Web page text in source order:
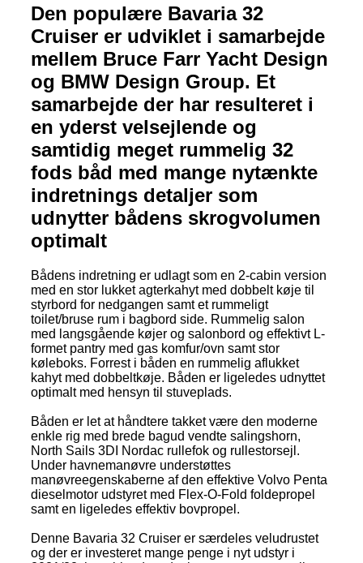
Den populære Bavaria 32
Cruiser er udviklet i samarbejde
mellem Bruce Farr Yacht Design
og BMW Design Group. Et
samarbejde der har resulteret i
en yderst velsejlende og
samtidig meget rummelig 32
fods båd med mange nytænkte
indretnings detaljer som
udnytter bådens skrogvolumen
optimalt
Bådens indretning er udlagt som en 2-cabin version
med en stor lukket agterkahyt med dobbelt køje til
styrbord for nedgangen samt et rummeligt
toilet/bruse rum i bagbord side. Rummelig salon
med langsgående køjer og salonbord og effektivt L-
formet pantry med gas komfur/ovn samt stor
køleboks. Forrest i båden en rummelig aflukket
kahyt med dobbeltkøje. Båden er ligeledes udnyttet
optimalt med hensyn til stuveplads.
Båden er let at håndtere takket være den moderne
enkle rig med brede bagud vendte salingshorn,
North Sails 3DI Nordac rullefok og rullestorsejl.
Under havnemanøvre understøttes
manøvreegenskaberne af den effektive Volvo Penta
dieselmotor udstyret med Flex-O-Fold foldepropel
samt en ligeledes effektiv bovpropel.
Denne Bavaria 32 Cruiser er særdeles veludrustet
og der er investeret mange penge i nyt udstyr i